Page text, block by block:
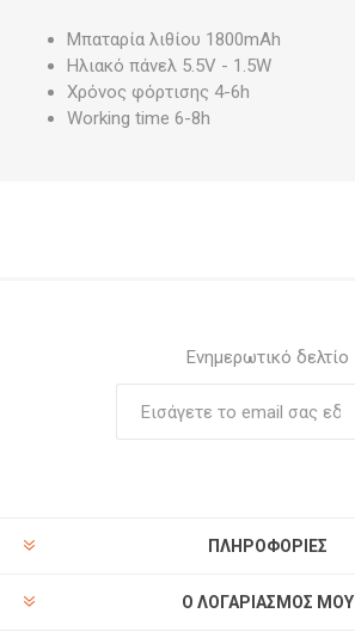
Μπαταρία λιθίου 1800mAh
Ηλιακό πάνελ 5.5V - 1.5W
Χρόνος φόρτισης 4-6h
Working time 6-8h
Ενημερωτικό δελτίο
ΠΛΗΡΟΦΟΡΊΕΣ
Ο ΛΟΓΑΡΙΑΣΜΌΣ ΜΟΥ